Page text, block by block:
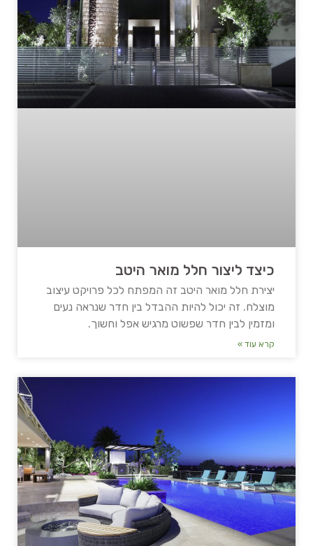
כיצד ליצור חלל מואר היטב
יצירת חלל מואר היטב זה המפתח לכל פרויקט עיצוב
מוצלח. זה יכול להיות ההבדל בין חדר שנראה נעים
ומזמין לבין חדר שפשוט מרגיש אפל וחשוך.
קרא עוד »